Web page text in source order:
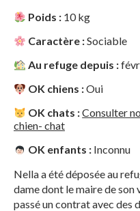
Poids : 10 kg
Caractère :Sociable
Au refuge depuis :
OK chiens :Oui
OK chats :Consulter
chien- chat
OK enfants : Inconnu
Nella a été déposée au
dame dont le maire de son
passé un contrat avec des